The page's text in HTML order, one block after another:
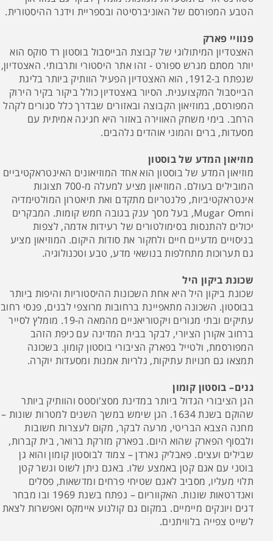
הטבע המפורסם של האוניברסיטה ובספריית וידנר ההיסטורית.
פנוויי פארק
האצטדיון המיתולוגי של קבוצת הבייסבול בוסטון רד סוקס הוא
יותר מסתם מגרש ספורט - זהו אתר היסטורי ותרבותי. האצטדיון,
שנפתח ב-1912, הוא האצטדיון הפעיל הוותיק ביותר בליגת
הבייסבול המקצוענית. הסיור באצטדיון כולל ביקור בקיר הירוק
המפורסם, במוזיאון הקבוצה ובאזורים שבדרך כלל סגורים לקהל
הרחב. בימי משחק האווירה באזור היא חגיגה אמיתית עם
מסעדות, ברים והמוני אוהדים נלהבים.
מוזיאון המדע של בוסטון
מוזיאון המדע של בוסטון הוא אחד המוזיאונים האינטראקטיביים
המובילים בעולם. המוזיאון מציע למעלה מ-700 תצוגות
אינטראקטיביות, פלנטריום מתקדם ואת תיאטרון המולטימדיה
Mugar Omni, בעל מסך ענק בגובה חמש קומות. המבקרים
יכולים להתנסות בסימולטורים של רעידות אדמה, לצפות
בניסויים מדעיים חיים ולחקור את סודות היקום. המוזיאון מציע
גם תערוכות מתחלפות בנושאי מדע, טבע וטכנולוגיה.
שכונת ביקון היל
שכונת ביקון היל היא אחת השכונות ההיסטוריות והיפות ביותר
בבוסטון. השכונה מתאפיינת ברחובות מרוצפי לבנים, פנסי רחוב
עתיקים ובתי מגורים ויקטוריאניים מהמאה ה-19. מומלץ לסייר
ברחוב אקורן הציורי, לבקר בבית המדינה עם כיפת הזהב
המפורסמת, ולטייל בפארק הציבורי בוסטון קומון. בשכונה
תמצאו גם חנויות עתיקות, גלריות אמנות ומסעדות יוקרה.
גנים– בוסטון קומון
הגן הציבורי הגדול ביותר במדינת מסצ'וסטס והוותיק ביותר
שהוקם בשנת 1634. הגן שימש במשך השנים למטרות שונות –
מחנה הצבא הבריטי, מרעה לבקר, מקום לעצרות חשובות
ולבסוף הפארק שהוא היום. בפארק מזרקת ברואר, בית קברות,
שבילים ועצים. פאבליק גארדן – צמוד לבוסטון קומון והוא גן
בוטני עם אגם קטן באמצע שלו. באגם ניתן לשוט וגשר קטן
תלוי מעליו, מסביב לאגם שטיחי פרחים ומדשאות, פסלים
ואנדרטאות שונות. האקווריום – נפתח בשנת 1969 ובו מבחר
דגים ויונקים מיימיים. במקום גם קולנוע איימקס ואפשרות לצאת
לשייט צפייה בלוויתנים.